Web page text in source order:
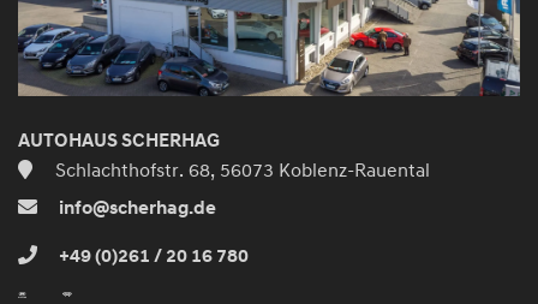
AUTOHAUS SCHERHAG
Schlachthofstr. 68, 56073 Koblenz-Rauental
info@scherhag.de
+49 (0)261 / 20 16 780